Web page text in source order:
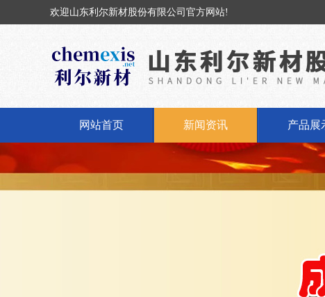
欢迎山东利尔新材股份有限公司官方网站!
网站首页 新闻资讯
公司新闻
产品展
固体铝